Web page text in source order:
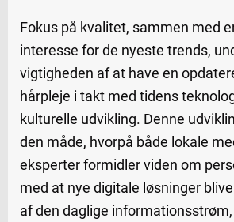
Fokus på kvalitet, sammen med
interesse for de nyeste trends,
vigtigheden af at have en
hårpleje i takt med tidens
kulturelle udvikling. Denne
den måde, hvorpå både lokale
eksperter formidler viden om
med at nye digitale løsninger
af den daglige